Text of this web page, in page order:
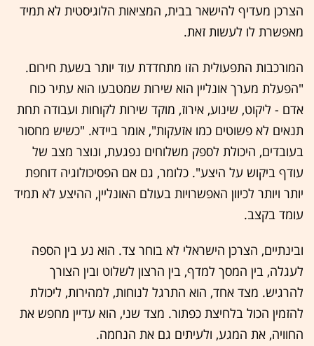
הצרכן מעדיף להישאר בבית, המציאות הלוגיסטית לא תמיד
מאפשרת לו לעשות זאת.
המורכבות התפעולית הזו מתחדדת עוד יותר בשעת חירום.
"הפעלת מערך אונליין הוא שירות שמטבעו הוא עתיר כוח
אדם - ליקוט, שינוע, אירוז, מוקד שירות לקוחות ועבודה תחת
תנאים לא פשוטים כמו אזעקות", אומר ביידא. "כשיש מחסור
בעובדים, היכולת לספק משלוחים נפגעת, ונוצר מצב של
עודף ביקוש על היצע". כלומר, גם אם הפסיכולוגיה דוחפת
יותר ויותר לכיוון האפשרויות בעולם האונליין, ההיצע לא תמיד
עומד בקצב.
ובינתיים, הצרכן הישראלי לא בוחר צד. הוא נע בין הספה
לעגלה, בין המסך למדף, בין הרצון לשלוט ובין הצורך
להרגיש. מצד אחד, הוא התרגל לנוחות, למהירות, ליכולת
להזמין הכול בלחיצת כפתור. מצד שני, הוא עדיין מחפש את
החוויה, את המגע, ולעיתים גם את הנחמה.